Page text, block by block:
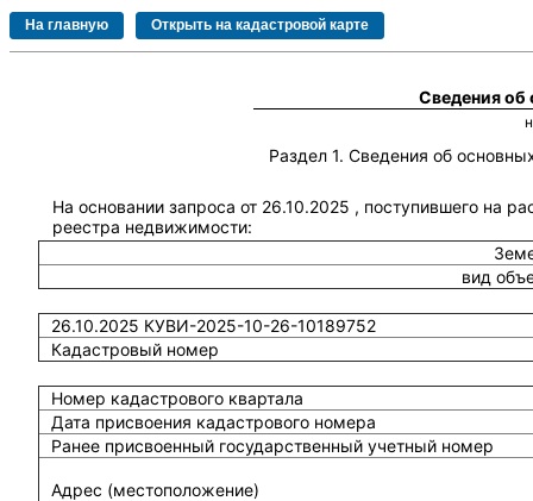
Сведения
Раздел 1. Сведения об
На основании запроса от 26.10.2025 , поступившего на
реестра недвижимости:
вид
26.10.2025 КУВИ-2025-10-26-10189752
Кадастровый номер
Номер кадастрового квартала
Дата присвоения кадастрового номера
Ранее присвоенный государственный учетный номер
Адрес (местоположение)